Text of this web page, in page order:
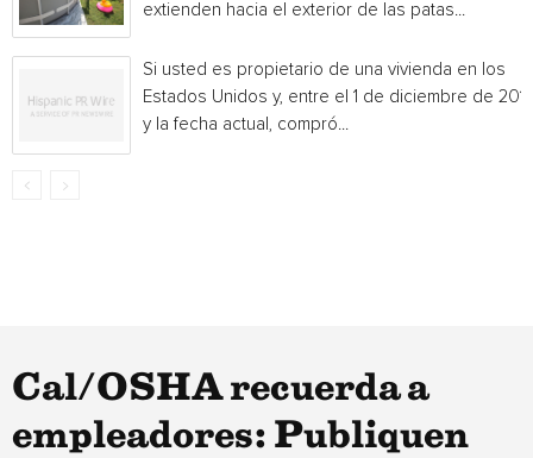
extienden hacia el exterior de las patas...
Si usted es propietario de una vivienda en los
Estados Unidos y, entre el 1 de diciembre de
y la fecha actual, compró...
Cal/OSHA recuerda a
empleadores: Publiquen